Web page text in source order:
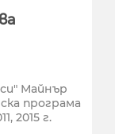
Майнър
програма
2015 г.